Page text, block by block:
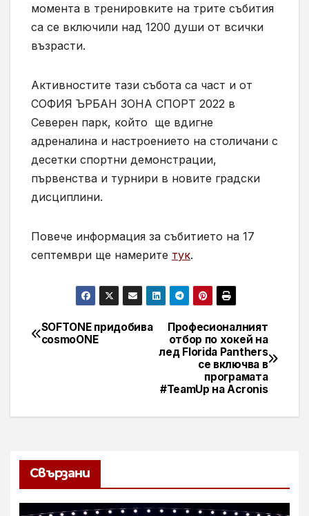
момента в тренировките на трите събития
са се включили над 1200 души от всички
възрасти.
Активностите тази събота са част и от
СОФИЯ ЪРБАН ЗОНА СПОРТ 2022 в
Северен парк, който ще вдигне
адреналина и настроението на столичани с
десетки спортни демонстрации,
първенства и турнири в новите градски
дисциплини.
Повече информация за събитието на 17
септември ще намерите тук.
Навигация
Професионалният
отбор по хокей на
лед Florida Panthers
се включва в
програмата
#TeamUp на Acronis
SOFTONE придобива
cosmoONE
Свързани